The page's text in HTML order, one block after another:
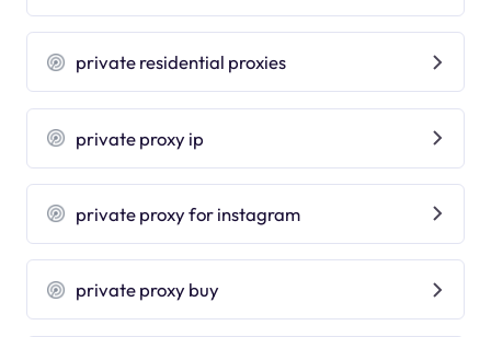
private residential proxies
private proxy ip
private proxy for instagram
private proxy buy